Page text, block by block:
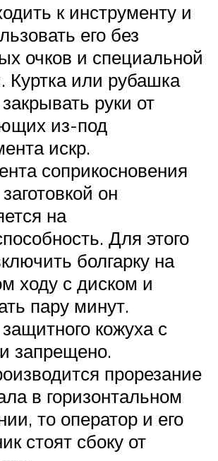
к инструменту и
его без
очков и специальной
Куртка или рубашка
руки от
из-под
искр.
соприкосновения
он
на
Для этого
болгарку на
ходу с диском и
пару минут.
кожуха с
запрещено.
прорезание
в горизонтальном
то оператор и его
стоят сбоку от